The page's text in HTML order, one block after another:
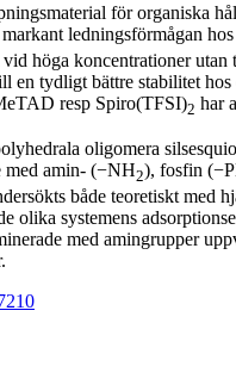
för organiska
ledningsförmågan
höga koncentrationer utan
en tydligt bättre stabilitet hos
resp Spiro(TFSI)2 har
oligomera
med amin- (−NH2), fosfin
både teoretiskt med
olika systemens
med amingrupper